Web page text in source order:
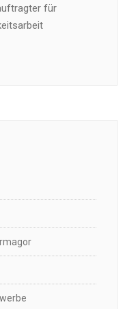
für